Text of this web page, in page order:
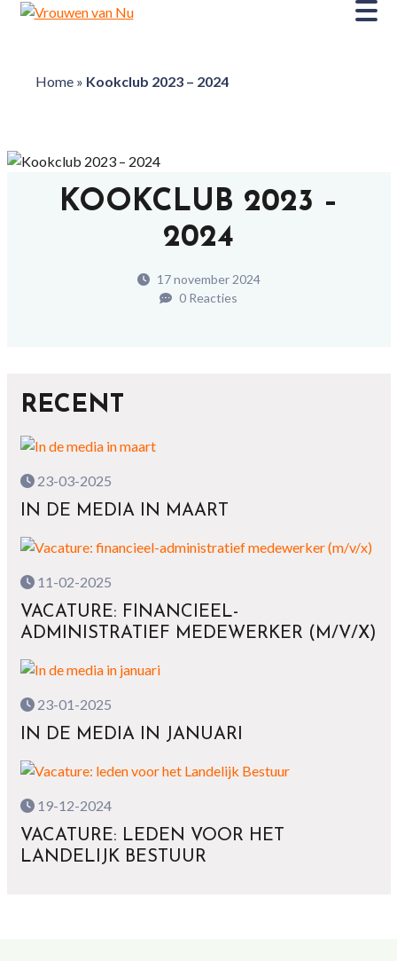
Home» Kookclub 2023 – 2024
KOOKCLUB 2023 –
2024
17 november 2024
0 Reacties
RECENT
23-03-2025
IN DE MEDIA IN MAART
11-02-2025
VACATURE: FINANCIEEL-
ADMINISTRATIEF MEDEWERKER (M/V/X)
23-01-2025
IN DE MEDIA IN JANUARI
19-12-2024
VACATURE: LEDEN VOOR HET
LANDELIJK BESTUUR